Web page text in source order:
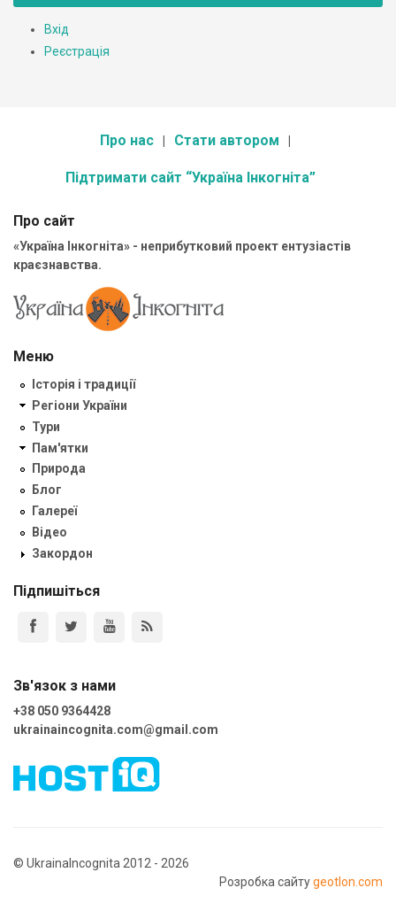
Вхід
Реєстрація
Про нас Стати автором
Підтримати сайт “Україна Інкогніта”
Про сайт
«Україна Інкогніта» - неприбутковий проект ентузіастів
краєзнавства.
Меню
Історія і традиції
Регіони України
Тури
Пам'ятки
Природа
Блог
Галереї
Відео
Закордон
Підпишіться
Зв'язок з нами
+38 050 9364428
ukrainaincognita.com@gmail.com
© UkrainaIncognita 2012 - 2026
Розробка сайтуgeotlon.com